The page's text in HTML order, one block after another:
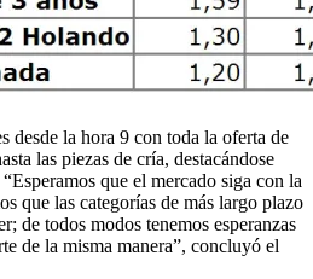
desde la hora 9 con toda la oferta de
las piezas de cría, destacándose
que el mercado siga con la
que las categorías de más largo plazo
de todos modos tenemos esperanzas
de la misma manera”, concluyó el